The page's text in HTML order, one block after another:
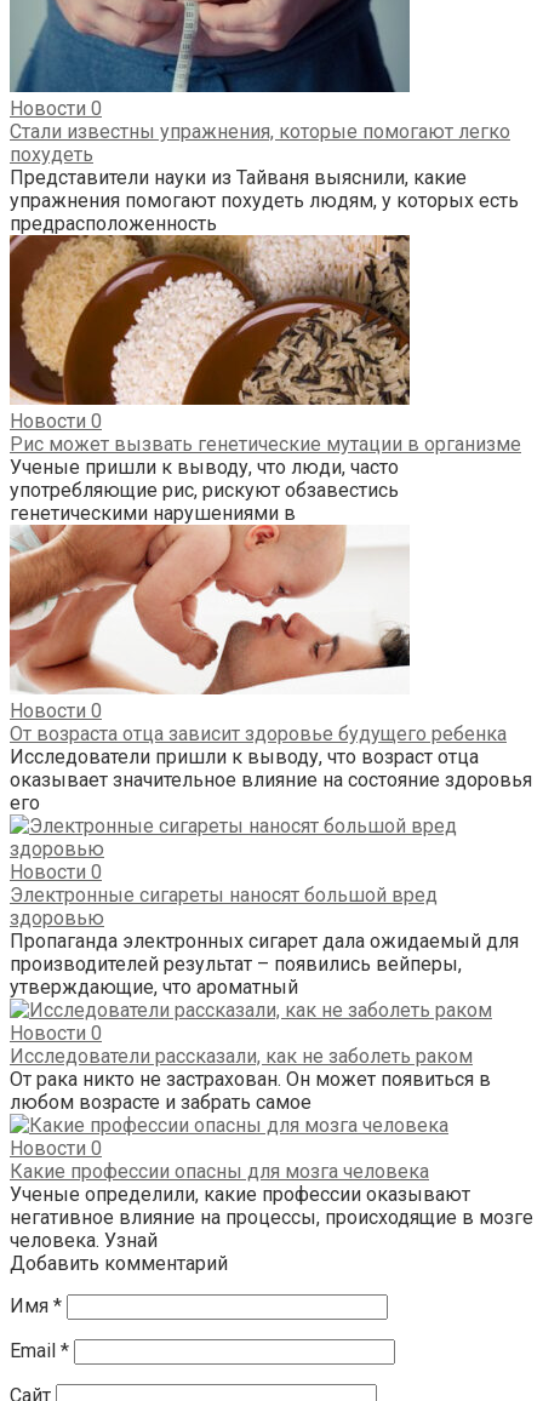
Новости 0
Стали известны упражнения, которые помогают легко
похудеть
Представители науки из Тайваня выяснили, какие
упражнения помогают похудеть людям, у которых есть
предрасположенность
Новости 0
Рис может вызвать генетические мутации в организме
Ученые пришли к выводу, что люди, часто
употребляющие рис, рискуют обзавестись
генетическими нарушениями в
Новости 0
От возраста отца зависит здоровье будущего ребенка
Исследователи пришли к выводу, что возраст отца
оказывает значительное влияние на состояние здоровья
его
Новости 0
Электронные сигареты наносят большой вред
здоровью
Пропаганда электронных сигарет дала ожидаемый для
производителей результат – появились вейперы,
утверждающие, что ароматный
Новости 0
Исследователи рассказали, как не заболеть раком
От рака никто не застрахован. Он может появиться в
любом возрасте и забрать самое
Новости 0
Какие профессии опасны для мозга человека
Ученые определили, какие профессии оказывают
негативное влияние на процессы, происходящие в мозге
человека. Узнай
Добавить комментарий
Имя *
Email *
Сайт